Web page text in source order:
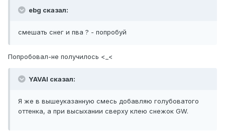
ebg сказал:
смешать снег и пва ? - попробуй
Попробовал-не получилось <_<
YAVAI сказал:
Я же в вышеуказанную смесь добавляю голубоватого
оттенка, а при высыхании сверху клею снежок GW.